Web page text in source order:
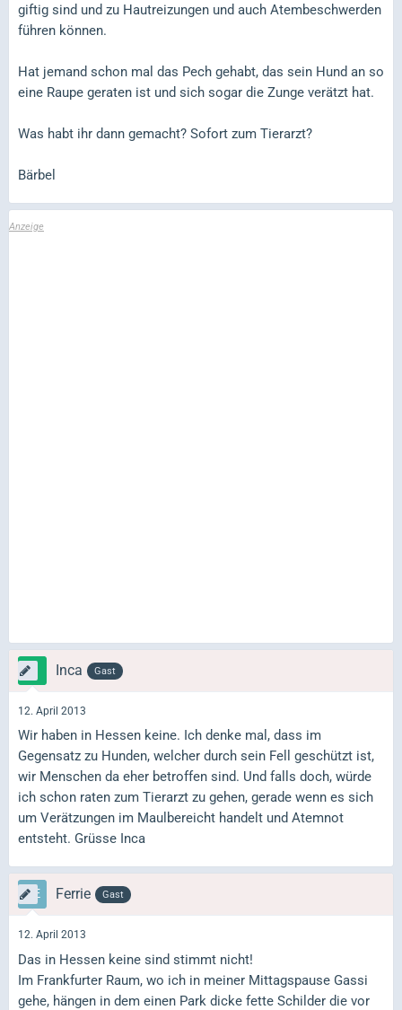
giftig sind und zu Hautreizungen und auch Atembeschwerden
führen können.
Hat jemand schon mal das Pech gehabt, das sein Hund an so
eine Raupe geraten ist und sich sogar die Zunge verätzt hat.
Was habt ihr dann gemacht? Sofort zum Tierarzt?
Bärbel
Inca Gast
12. April 2013
Wir haben in Hessen keine. Ich denke mal, dass im
Gegensatz zu Hunden, welcher durch sein Fell geschützt ist,
wir Menschen da eher betroffen sind. Und falls doch, würde
ich schon raten zum Tierarzt zu gehen, gerade wenn es sich
um Verätzungen im Maulbereicht handelt und Atemnot
entsteht. Grüsse Inca
Ferrie Gast
12. April 2013
Das in Hessen keine sind stimmt nicht!
Im Frankfurter Raum, wo ich in meiner Mittagspause Gassi
gehe, hängen in dem einen Park dicke fette Schilder die vor